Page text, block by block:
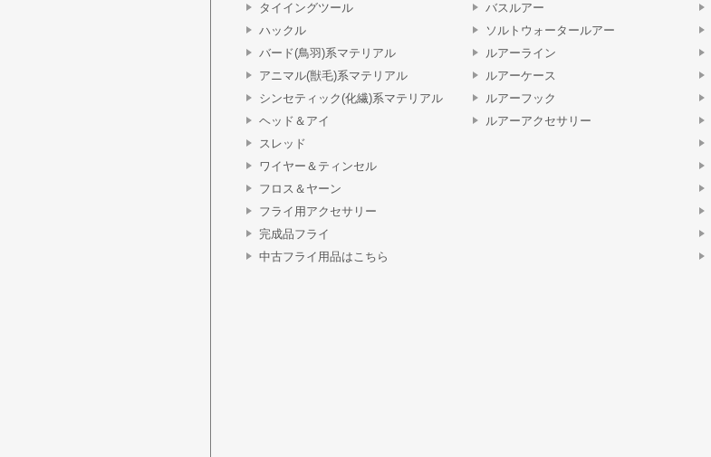
タイイングツール
ハックル
バード(鳥羽)系マテリアル
アニマル(獣毛)系マテリアル
シンセティック(化繊)系マテリアル
ヘッド＆アイ
スレッド
ワイヤー＆ティンセル
フロス＆ヤーン
フライ用アクセサリー
完成品フライ
中古フライ用品はこちら
バスルアー
ソルトウォータールアー
ルアーライン
ルアーケース
ルアーフック
ルアーアクセサリー